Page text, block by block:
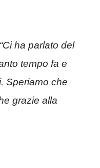
“Ci ha parlato del
tempo fa e
Speriamo che
grazie alla